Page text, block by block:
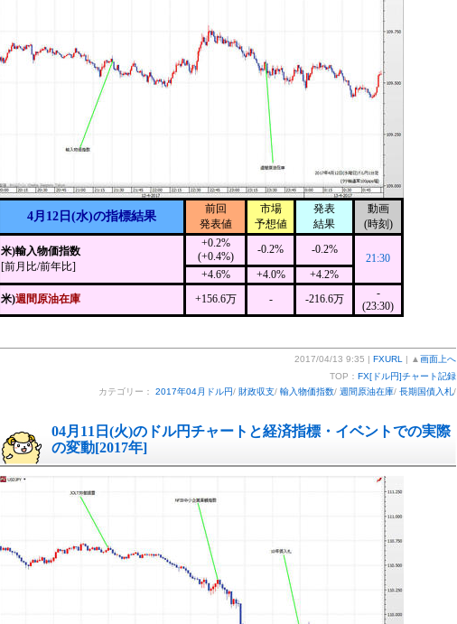
4月12日(水)の指標結果
前回
発表値
市場
予想値
発表
結果
動画
(時刻)
米)輸入物価指数
[前月比/前年比]
+0.2%
(+0.4%)
-0.2% -0.2%
21:30
+4.6%
+4.0%
+4.2%
米)週間原油在庫 +156.6万 - -216.6万
-
(23:30)
2017/04/13 9:35 | FXURL | ▲ 画面上へ
TOP： FX[ドル円]チャート記録
カテゴリー： 2017年04月ドル円/ 財政収支/ 輸入物価指数/ 週間原油在庫/ 長期国債入札/
04月11日(火)のドル円チャートと経済指標・イベントでの実際
の変動[2017年]